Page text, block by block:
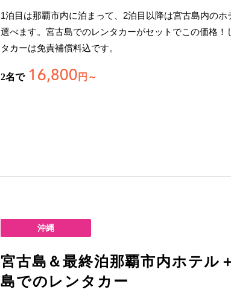
1泊目は那覇市内に泊まって、2泊目以降は宮古島内のホ
選べます。宮古島でのレンタカーがセットでこの価格！
タカーは免責補償料込です。
2名で 16,800 円～
沖縄
宮古島＆最終泊那覇市内ホテル
島でのレンタカー